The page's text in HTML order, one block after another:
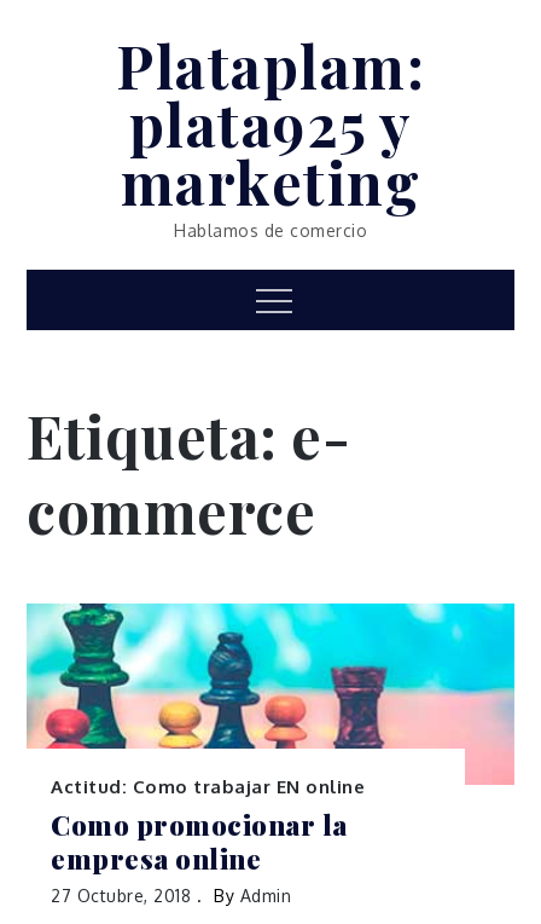
Plataplam:
plata925 y
marketing
Hablamos de comercio
Menu
Etiqueta: e-
commerce
Actitud: Como trabajar EN online
Como promocionar la
empresa online
27 Octubre, 2018 By Admin